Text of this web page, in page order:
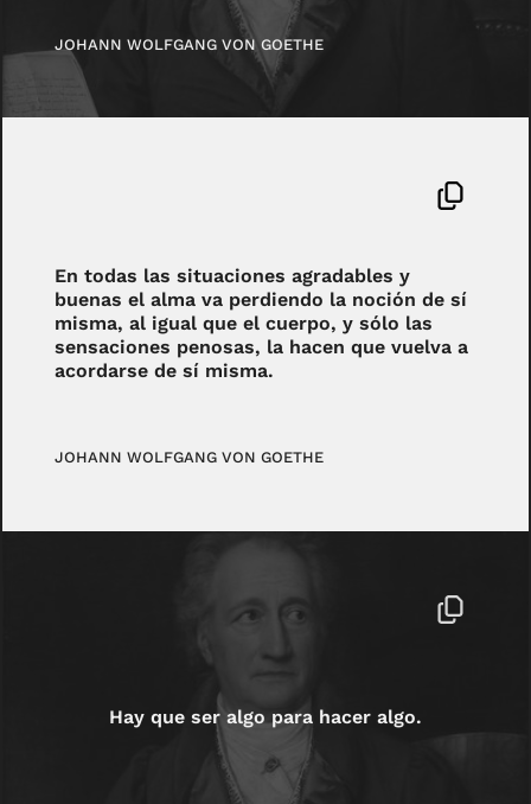
JOHANN WOLFGANG VON GOETHE
En todas las situaciones agradables y
buenas el alma va perdiendo la noción de sí
misma, al igual que el cuerpo, y sólo las
sensaciones penosas, la hacen que vuelva a
acordarse de sí misma.
JOHANN WOLFGANG VON GOETHE
Hay que ser algo para hacer algo.